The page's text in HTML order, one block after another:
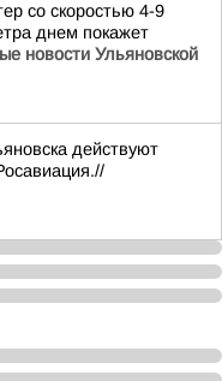
со скоростью 4-9
днем покажет
новости Ульяновской
действуют